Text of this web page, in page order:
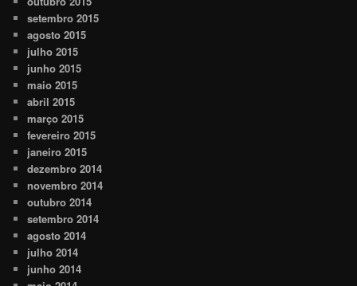
setembro 2015
agosto 2015
julho 2015
junho 2015
maio 2015
abril 2015
março 2015
fevereiro 2015
janeiro 2015
dezembro 2014
novembro 2014
outubro 2014
setembro 2014
agosto 2014
julho 2014
junho 2014